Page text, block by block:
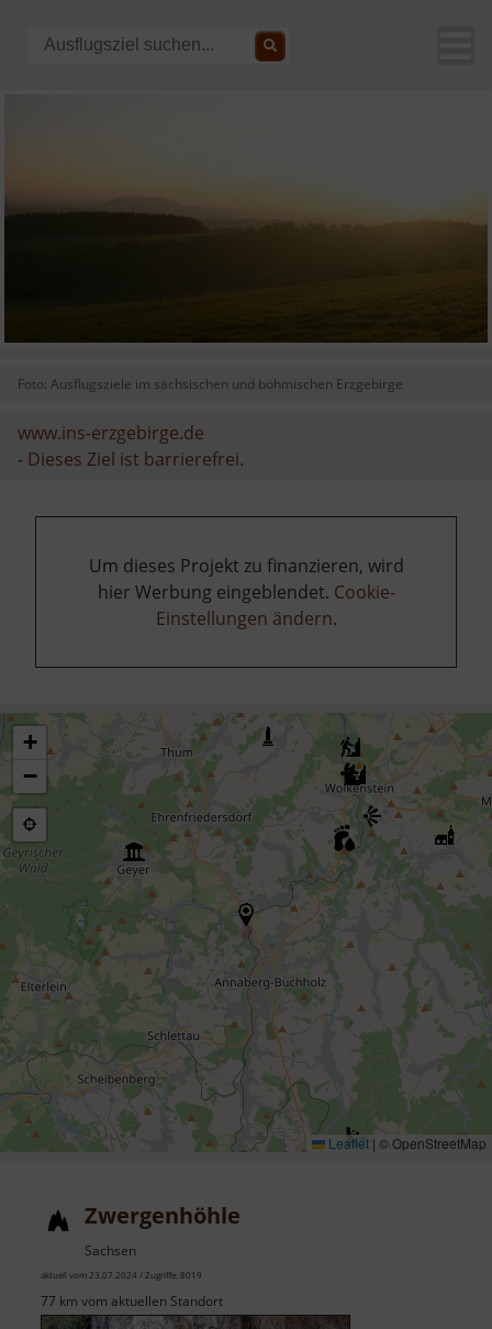
Foto: Ausflugsziele im sächsischen und böhmischen Erzgebirge
www.ins-erzgebirge.de
- Dieses Ziel ist barrierefrei.
Um dieses Projekt zu finanzieren, wird
hier Werbung eingeblendet. Cookie-
Einstellungen ändern.
+
−
Leaflet | © OpenStreetMap
Zwergenhöhle
Sachsen
aktuell vom 23.07.2024 / Zugriffe: 8019
77 km vom aktuellen Standort